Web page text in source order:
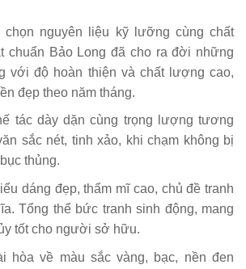
chọn nguyên liệu kỹ lưỡng cùng chất
chuẩn Bảo Long đã cho ra đời những
với độ hoàn thiện và chất lượng cao,
đẹp theo năm tháng.
tác dày dặn cùng trọng lượng tương
sắc nét, tinh xảo, khi chạm không bị
thủng.
dáng đẹp, thẩm mĩ cao, chủ đề tranh
Tổng thể bức tranh sinh động, mang
tốt cho người sở hữu.
hòa về màu sắc vàng, bạc, nền đen